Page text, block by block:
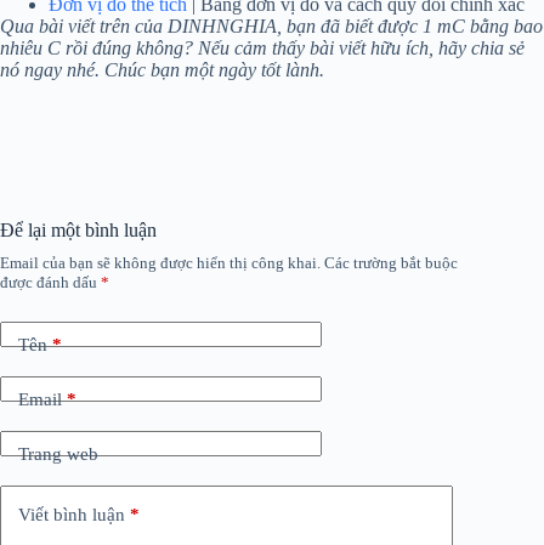
Qua bài viết trên của DINHNGHIA, bạn đã biết được 1 mC bằng bao
nhiêu C rồi đúng không? Nếu cảm thấy bài viết hữu ích, hãy chia sẻ
nó ngay nhé. Chúc bạn một ngày tốt lành.
Để lại một bình luận
Email của bạn sẽ không được hiển thị công khai. Các trường bắt buộc
được đánh dấu *
Tên*
Email*
Trang web
Viết bình luận *